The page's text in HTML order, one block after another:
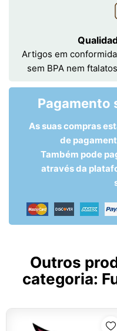
Artigos em
sem BPA nem
Pagamento
As suas compras
de
Também pode
através da
Outros
categoria: